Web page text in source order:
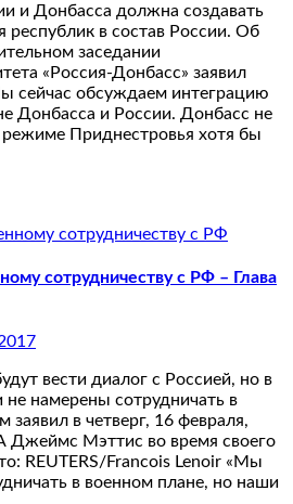
и Донбасса должна создавать
республик в состав России. Об
заседании
«Россия-Донбасс» заявил
сейчас обсуждаем интеграцию
Донбасса и России. Донбасс не
Приднестровья хотя бы
сотрудничеству с РФ – Глава
вести диалог с Россией, но в
намерены сотрудничать в
в четверг, 16 февраля,
Мэттис во время своего
REUTERS/Francois Lenoir «Мы
в военном плане, но наши